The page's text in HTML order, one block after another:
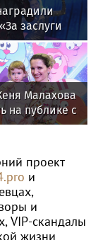
заслуги
Малахова
на публике с
проект
и
и
VIP-скандалы
жизни